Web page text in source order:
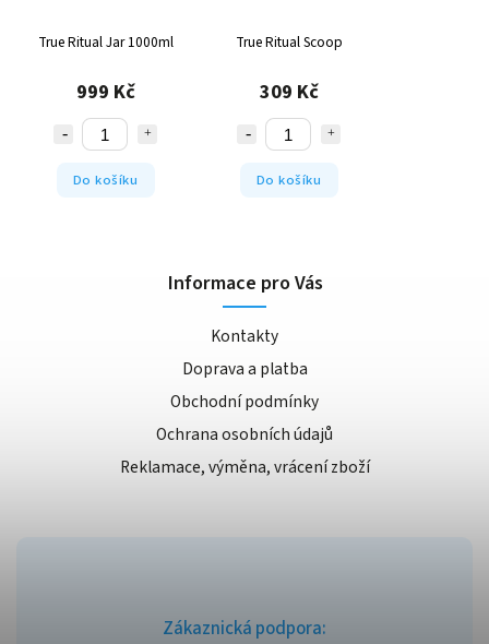
True Ritual Jar 1000ml
999 Kč
Do košíku
True Ritual Scoop
309 Kč
Do košíku
Zákaznická podpora:
Informace pro Vás
Kontakty
Doprava a platba
Obchodní podmínky
Ochrana osobních údajů
Reklamace, výměna, vrácení zboží